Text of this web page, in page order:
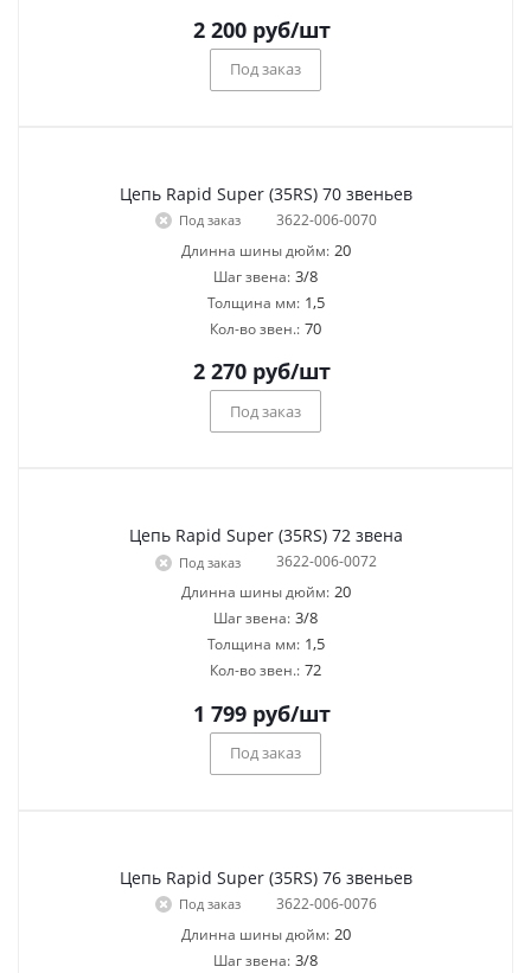
2 200руб/шт
Под заказ
Цепь Rapid Super (35RS) 70 звеньев
Под заказ
3622-006-0070
Длинна шины дюйм: 20
Шаг звена: 3/8
Толщина мм: 1,5
Кол-во звен.: 70
2 270руб/шт
Под заказ
Цепь Rapid Super (35RS) 72 звена
Под заказ
3622-006-0072
Длинна шины дюйм: 20
Шаг звена: 3/8
Толщина мм: 1,5
Кол-во звен.: 72
1 799руб/шт
Под заказ
Цепь Rapid Super (35RS) 76 звеньев
Под заказ
3622-006-0076
Длинна шины дюйм: 20
Шаг звена: 3/8